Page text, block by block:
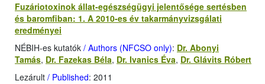
Fuzáriotoxinok állat-egészségügyi jelentősége sertésben
és baromfiban: 1. A 2010-es év takarmányvizsgálati
eredményei
NÉBIH-es kutatók / Authors (NFCSO only): Dr. Abonyi
Tamás, Dr. Fazekas Béla, Dr. Ivanics Éva, Dr. Glávits Róbert
Lezárult / Published: 2011